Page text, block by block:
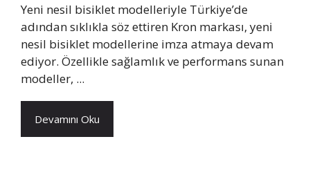
Yeni nesil bisiklet modelleriyle Türkiye’de
adından sıklıkla söz ettiren Kron markası, yeni
nesil bisiklet modellerine imza atmaya devam
ediyor. Özellikle sağlamlık ve performans sunan
modeller, ...
Devamını Oku